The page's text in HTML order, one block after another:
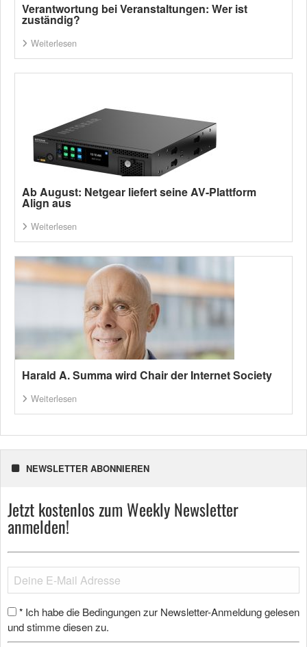
Verantwortung bei Veranstaltungen: Wer ist
zuständig?
Weiterlesen
Ab August: Netgear liefert seine AV-Plattform
Align aus
Weiterlesen
Harald A. Summa wird Chair der Internet Society
Weiterlesen
NEWSLETTER ABONNIEREN
Jetzt kostenlos zum Weekly Newsletter
anmelden!
* Ich habe die Bedingungen zur Newsletter-Anmeldung gelesen
und stimme diesen zu.